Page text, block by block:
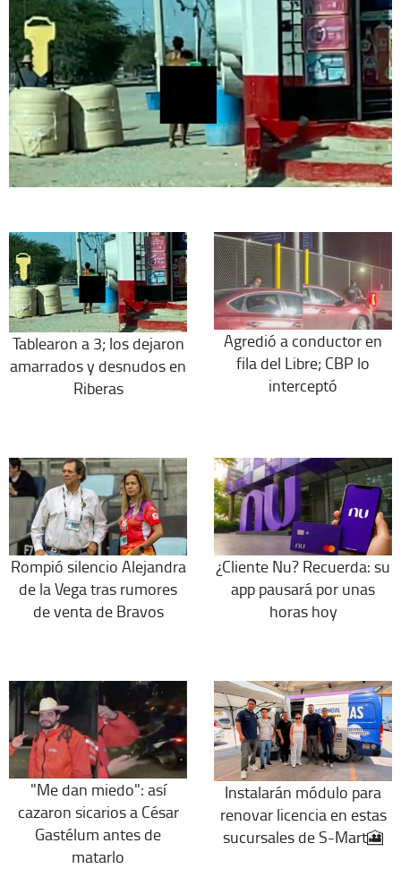
Tablearon a 3; los dejaron
amarrados y desnudos en
Riberas
Agredió a conductor en
fila del Libre; CBP lo
interceptó
Rompió silencio Alejandra
de la Vega tras rumores
de venta de Bravos
¿Cliente Nu? Recuerda: su
app pausará por unas
horas hoy
"Me dan miedo": así
cazaron sicarios a César
Gastélum antes de
matarlo
Instalarán módulo para
renovar licencia en estas
sucursales de S-Mart🎦